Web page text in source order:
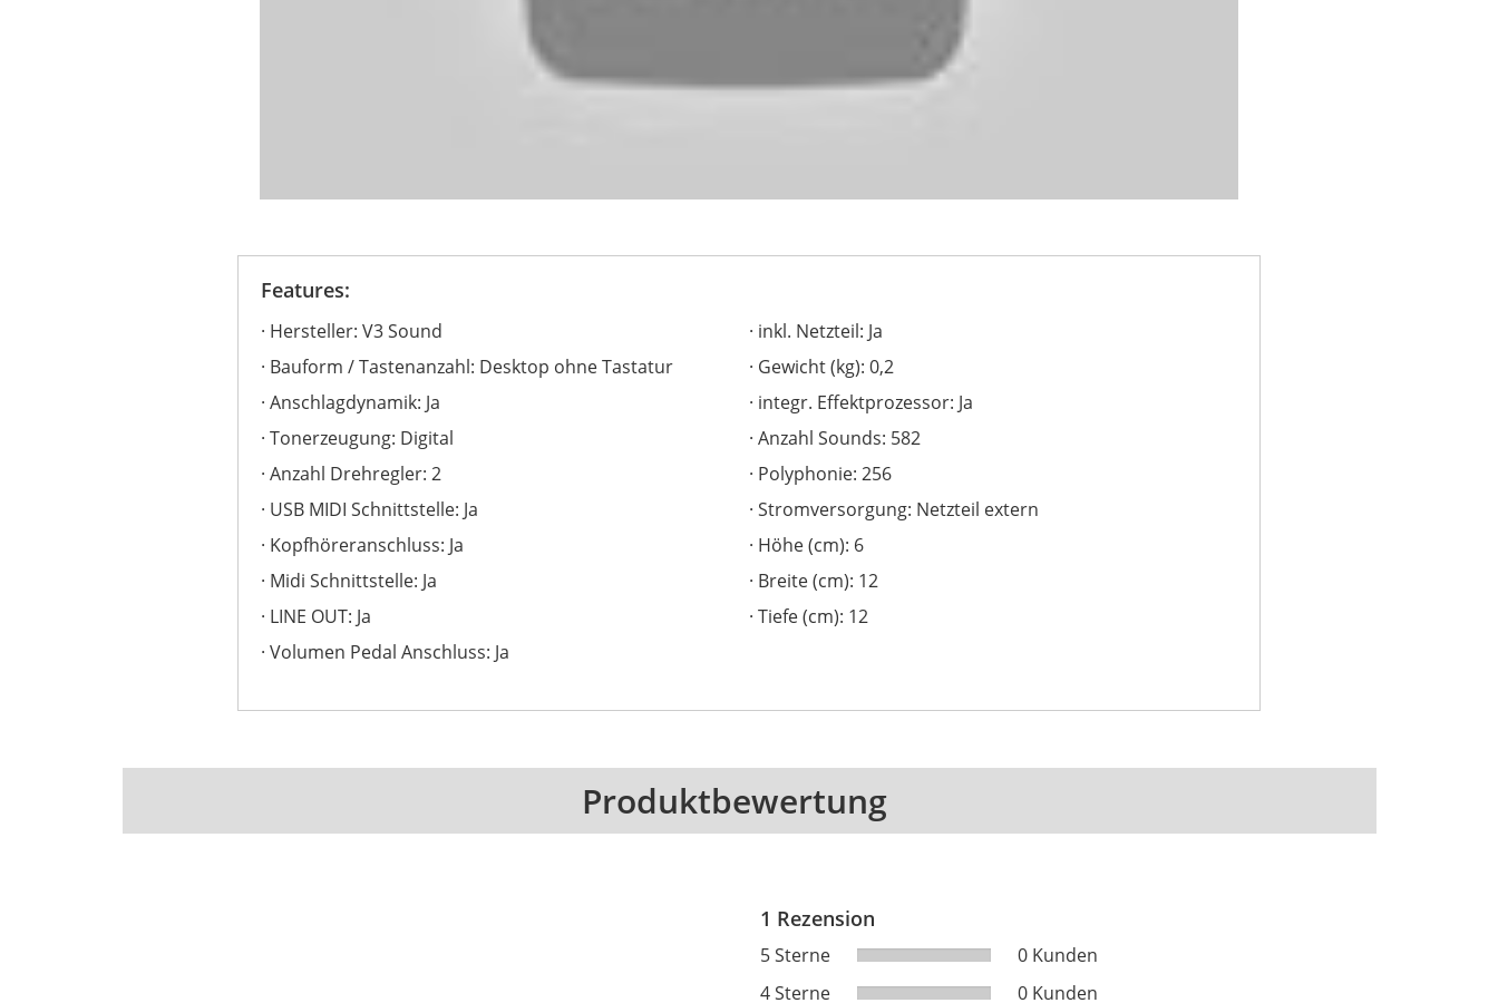
Features:
Hersteller: V3 Sound
Bauform / Tastenanzahl: Desktop ohne Tastatur
Anschlagdynamik: Ja
Tonerzeugung: Digital
Anzahl Drehregler: 2
USB MIDI Schnittstelle: Ja
Kopfhöreranschluss: Ja
Midi Schnittstelle: Ja
LINE OUT: Ja
Volumen Pedal Anschluss: Ja
inkl. Netzteil: Ja
Gewicht (kg): 0,2
integr. Effektprozessor: Ja
Anzahl Sounds: 582
Polyphonie: 256
Stromversorgung: Netzteil extern
Höhe (cm): 6
Breite (cm): 12
Tiefe (cm): 12
Produktbewertung
1 Rezension
5 Sterne
0 Kunden
4 Sterne
0 Kunden